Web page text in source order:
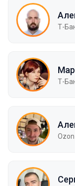
Т-
Т-
Ozon